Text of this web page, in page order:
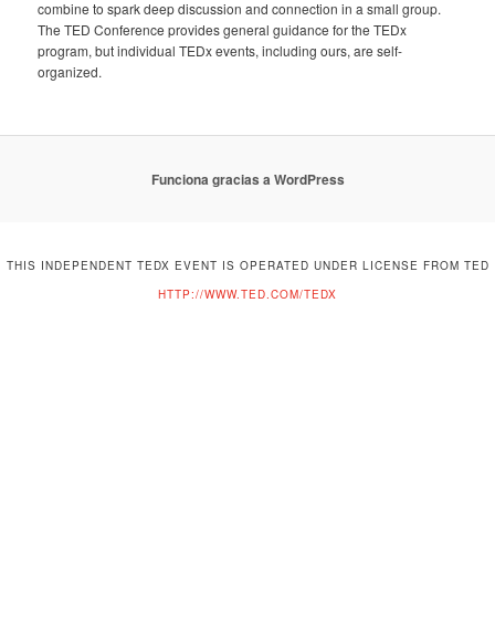
combine to spark deep discussion and connection in a small group.
The TED Conference provides general guidance for the TEDx
program, but individual TEDx events, including ours, are self-
organized.
Funciona gracias a WordPress
THIS INDEPENDENT TEDX EVENT IS OPERATED UNDER LICENSE FROM TED
HTTP://WWW.TED.COM/TEDX